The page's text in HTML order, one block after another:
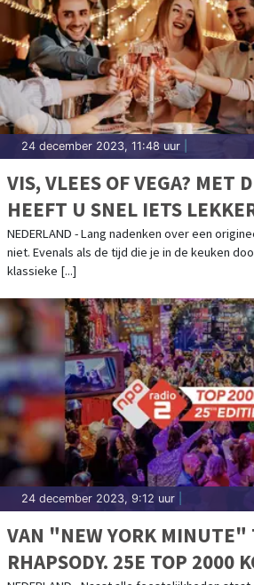
24 december 2023, 11:48 uur
VIS, VLEES OF VEGA? MET
HEEFT U SNEL IETS
MET KERST
NEDERLAND - Lang nadenken over een
niet. Evenals als de tijd die je in de keuken
klassieke [...]
24 december 2023, 9:12 uur
VAN "NEW YORK MINUTE"
RHAPSODY. 25E TOP 2000